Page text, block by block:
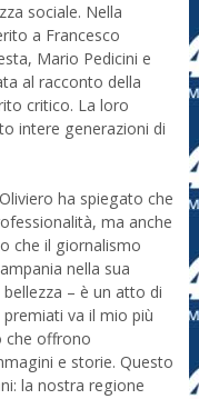
sociale. Nella
a Francesco
Mario Pedicini e
al racconto della
critico. La loro
intere generazioni di
ha spiegato che
ma anche
che il giornalismo
nella sua
– è un atto di
va il mio più
che offrono
e storie. Questo
la nostra regione